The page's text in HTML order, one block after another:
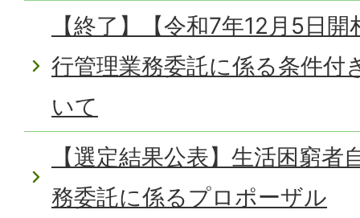
【終了】【令和7年12月5日
行管理業務委託に係る条件付
いて
【選定結果公表】生活困窮
務委託に係るプロポーザル